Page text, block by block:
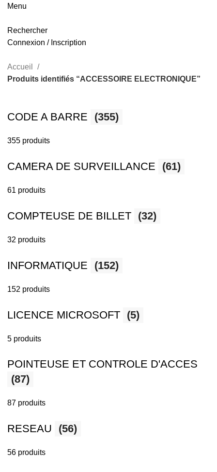
Menu
Rechercher
Connexion / Inscription
Accueil
Produits identifiés “ACCESSOIRE ELECTRONIQUE”
CODE A BARRE (355)
355 produits
CAMERA DE SURVEILLANCE (61)
61 produits
COMPTEUSE DE BILLET (32)
32 produits
INFORMATIQUE (152)
152 produits
LICENCE MICROSOFT (5)
5 produits
POINTEUSE ET CONTROLE D'ACCES
(87)
87 produits
RESEAU (56)
56 produits